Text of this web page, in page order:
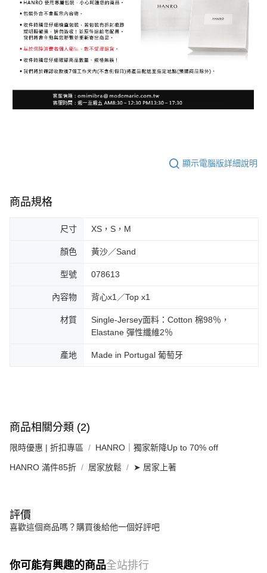
顯示電腦版詳細說明
商品規格
尺寸 XS，S，M
顏色 黃沙／Sand
型號 078613
內容物 背心x1／Top x1
材質
Single-Jersey面料：Cotton 棉98％，
Elastane 彈性纖維2％
產地 Made in Portugal 葡萄牙
商品相關分類 (2)
限時優惠 | 折扣專區 HANRO｜獨家新降Up to 70% off
HANRO 滿件85折 居家放鬆 ➤ 居家上著
評價
喜歡這個商品嗎？購買後給他一個好評吧
你可能有興趣的商品全站排行